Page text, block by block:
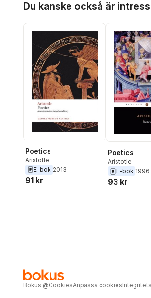
Du kanske också är
Poetics
Aristotle
E-bok 2013
91 kr
Poetics
Aristotle
E-bok 1996
93 kr
Bokus @CookiesAnpassa cookies